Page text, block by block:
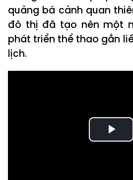
quảng bá cảnh quan
đô thị đã tạo nên một
phát triển thể thao gắn
lịch.
Play